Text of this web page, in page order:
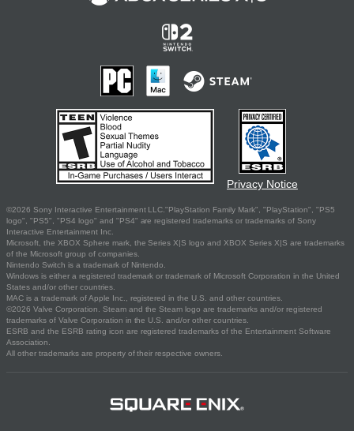
Privacy Notice
©2026 Sony Interactive Entertainment LLC."PlayStation Family Mark", "PlayStation", "PS5
logo", "PS5", "PS4 logo" and "PS4" are registered trademarks or trademarks of Sony
Interactive Entertainment Inc.
Microsoft, the XBOX Sphere mark, the Series X|S logo and XBOX Series X|S are trademarks
of the Microsoft group of companies.
Nintendo Switch is a trademark of Nintendo.
Windows is either a registered trademark or trademark of Microsoft Corporation in the United
States and/or other countries.
MAC is a trademark of Apple Inc., registered in the U.S. and other countries.
©2026 Valve Corporation. Steam and the Steam logo are trademarks and/or registered
trademarks of Valve Corporation in the U.S. and/or other countries.
ESRB and the ESRB rating icon are registered trademarks of the Entertainment Software
Association.
All other trademarks are property of their respective owners.